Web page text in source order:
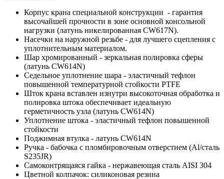
Корпус крана специальной конструкции - гарантия
высочайшей прочности в зоне основной консольной
нагрузки (латунь никелированная CW617N).
Насечки на наружной резьбе - для лучшего сцепления с
уплотнительным материалом.
Шар хромированный - зеркальная полировка сферы
(латунь CW614N)
Седельное уплотнение шара - эластичный тефлон
повышенной температурной стойкости PTFE
Шток крана вставлен изнутри высокоточная обработка и
полировка штока обеспечивает идеальную
герметичность узла (латунь CW614N)
Уплотнение штока - эластичный тефлон повышенной
стойкости
Поджимная втулка - латунь CW614N
Ручка - бабочка с пломбировочным отверстием (Al/сталь
S235JR)
Самоконтрящаяся гайка - нержавеющая сталь AISI 304
Цветной колпачок: силиконовая резина